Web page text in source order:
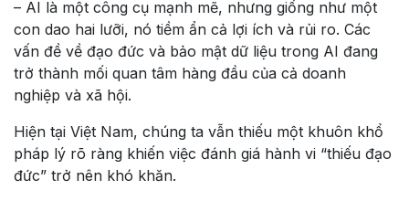
– AI là một công cụ mạnh mẽ, nhưng giống như một
con dao hai lưỡi, nó tiềm ẩn cả lợi ích và rủi ro. Các
vấn đề về đạo đức và bảo mật dữ liệu trong AI đang
trở thành mối quan tâm hàng đầu của cả doanh
nghiệp và xã hội.
Hiện tại Việt Nam, chúng ta vẫn thiếu một khuôn khổ
pháp lý rõ ràng khiến việc đánh giá hành vi “thiếu đạo
đức” trở nên khó khăn.